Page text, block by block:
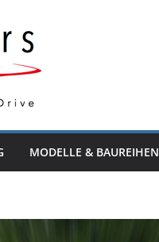
MODELLE & BAUREIHEN